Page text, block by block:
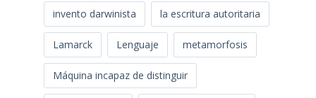
invento darwinista la escritura autoritaria
Lamarck Lenguaje metamorfosis
Máquina incapaz de distinguir